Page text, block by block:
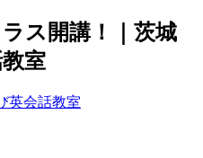
ス開講！｜茨城
室